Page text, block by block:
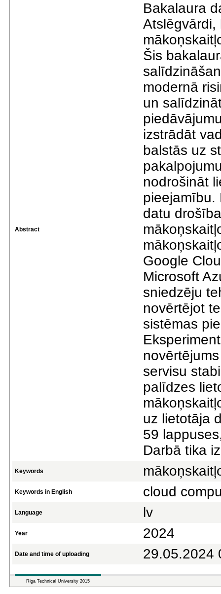
Abstract
Bakalaura
Atslēgvārdi,
Šis
modernā
un
izstrādāt
balstās uz
nodrošināt
pieejamību.
datu
Google
Microsoft
sniedzēju
novērtējot
sistēmas
servisu
palīdzes
uz lietotāja
59
Darbā tika
Keywords
Keywords in English cloud
Language lv
Year 2024
Date and time of uploading 29.05.2024
Riga Technical University 2015